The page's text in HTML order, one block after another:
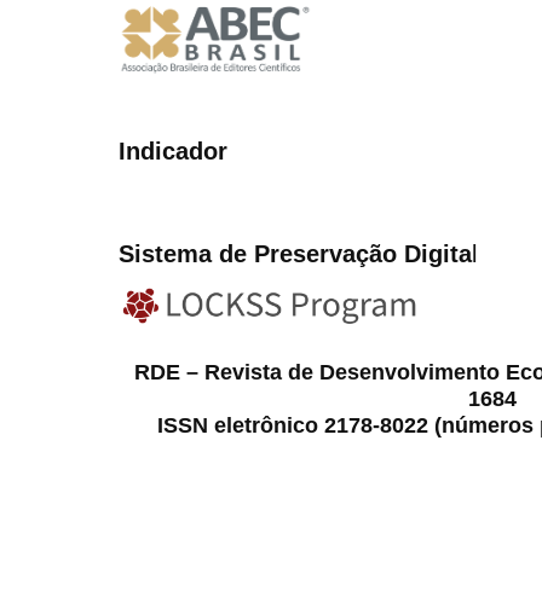
Indicador
Sistema de Preservação Digital
RDE – Revista de Desenvolvimento
1684
ISSN eletrônico 2178-8022